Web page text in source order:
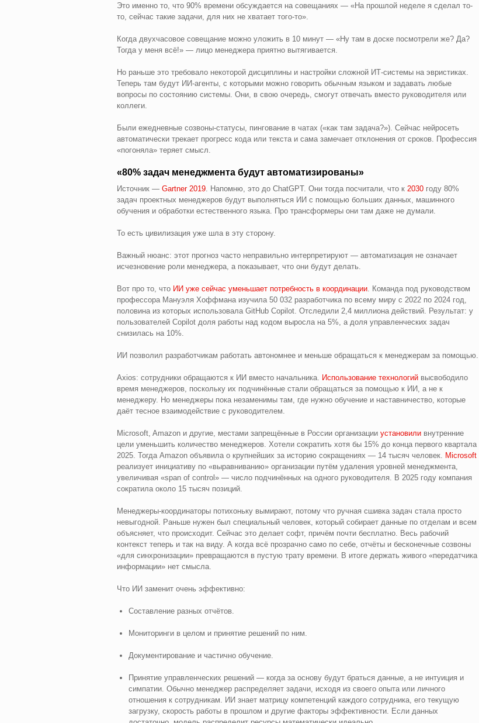
Это именно то, что 90% времени обсуждается на совещаниях — «На прошлой неделе я сделал то-
то, сейчас такие задачи, для них не хватает того-то».
Когда двухчасовое совещание можно уложить в 10 минут — «Ну там в доске посмотрели же? Да?
Тогда у меня всё!» — лицо менеджера приятно вытягивается.
Но раньше это требовало некоторой дисциплины и настройки сложной ИТ-системы на эвристиках.
Теперь там будут ИИ-агенты, с которыми можно говорить обычным языком и задавать любые
вопросы по состоянию системы. Они, в свою очередь, смогут отвечать вместо руководителя или
коллеги.
Были ежедневные созвоны-статусы, пингование в чатах («как там задача?»). Сейчас нейросеть
автоматически трекает прогресс кода или текста и сама замечает отклонения от сроков. Профессия
«погоняла» теряет смысл.
«80% задач менеджмента будут автоматизированы»
Источник — Gartner 2019. Напомню, это до ChatGPT. Они тогда посчитали, что к 2030году 80%
задач проектных менеджеров будут выполняться ИИ с помощью больших данных, машинного
обучения и обработки естественного языка. Про трансформеры они там даже не думали.
То есть цивилизация уже шла в эту сторону.
Важный нюанс: этот прогноз часто неправильно интерпретируют — автоматизация не означает
исчезновение роли менеджера, а показывает, что они будут делать.
Вот про то, что ИИ уже сейчас уменьшает потребность в координации. Команда под руководством
профессора Мануэля Хоффмана изучила 50 032 разработчика по всему миру с 2022 по 2024 год,
половина из которых использовала GitHub Copilot. Отследили 2,4 миллиона действий. Результат: у
пользователей Copilot доля работы над кодом выросла на 5%, а доля управленческих задач
снизилась на 10%.
ИИ позволил разработчикам работать автономнее и меньше обращаться к менеджерам за помощью.
Axios: сотрудники обращаются к ИИ вместо начальника. Использование технологийвысвободило
время менеджеров, поскольку их подчинённые стали обращаться за помощью к ИИ, а не к
менеджеру. Но менеджеры пока незаменимы там, где нужно обучение и наставничество, которые
даёт тесное взаимодействие с руководителем.
Microsoft, Amazon и другие, местами запрещённые в России организации установиливнутренние
цели уменьшить количество менеджеров. Хотели сократить хотя бы 15% до конца первого квартала
2025. Тогда Amazon объявила о крупнейших за историю сокращениях — 14 тысяч человек.
Microsoft
реализует инициативу по «выравниванию» организации путём удаления уровней менеджмента,
увеличивая «span of control» — число подчинённых на одного руководителя. В 2025 году компания
сократила около 15 тысяч позиций.
Менеджеры-координаторы потихоньку вымирают, потому что ручная сшивка задач стала просто
невыгодной. Раньше нужен был специальный человек, который собирает данные по отделам и всем
объясняет, что происходит. Сейчас это делает софт, причём почти бесплатно. Весь рабочий
контекст теперь и так на виду. А когда всё прозрачно само по себе, отчёты и бесконечные созвоны
«для синхронизации» превращаются в пустую трату времени. В итоге держать живого «передатчика
информации» нет смысла.
Что ИИ заменит очень эффективно:
Составление разных отчётов.
Мониторинги в целом и принятие решений по ним.
Документирование и частично обучение.
Принятие управленческих решений — когда за основу будут браться данные, а не интуиция и
симпатии. Обычно менеджер распределяет задачи, исходя из своего опыта или личного
отношения к сотрудникам. ИИ знает матрицу компетенций каждого сотрудника, его текущую
загрузку, скорость работы в прошлом и другие факторы эффективности. Если данных